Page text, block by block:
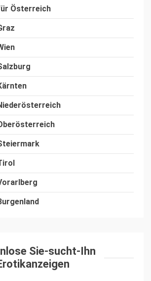
Österreich
Sie-sucht-Ihn